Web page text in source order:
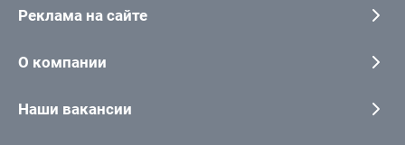
Реклама на сайте
О компании
Наши вакансии